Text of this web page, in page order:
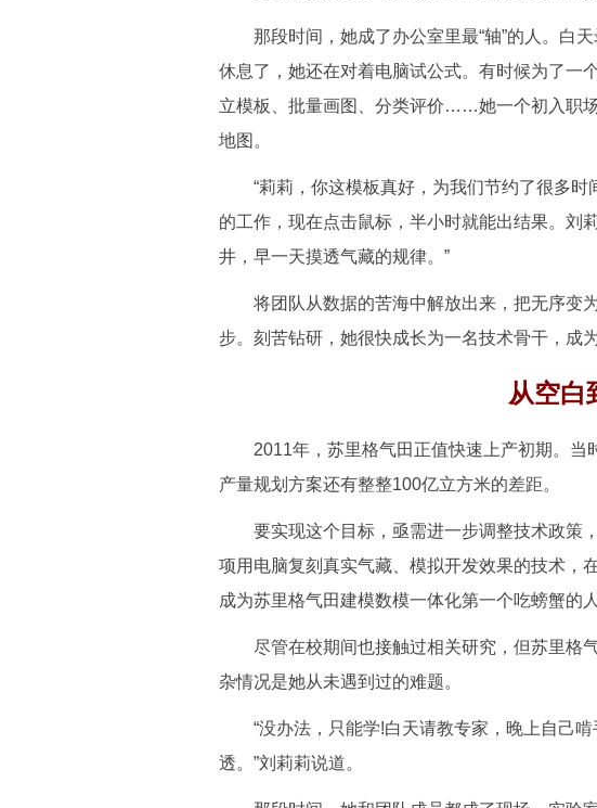
那段时间，她成了办公室里最“轴”的人。白天
休息了，她还在对着电脑试公式。有时候为了一
立模板、批量画图、分类评价……她一个初入职
地图。
“莉莉，你这模板真好，为我们节约了很多时
的工作，现在点击鼠标，半小时就能出结果。刘
井，早一天摸透气藏的规律。”
将团队从数据的苦海中解放出来，把无序变
步。刻苦钻研，她很快成长为一名技术骨干，成
从空白
2011年，苏里格气田正值快速上产初期。当
产量规划方案还有整整100亿立方米的差距。
要实现这个目标，亟需进一步调整技术政策
项用电脑复刻真实气藏、模拟开发效果的技术，
成为苏里格气田建模数模一体化第一个吃螃蟹的人
尽管在校期间也接触过相关研究，但苏里格
杂情况是她从未遇到过的难题。
“没办法，只能学!白天请教专家，晚上自己啃
透。”刘莉莉说道。